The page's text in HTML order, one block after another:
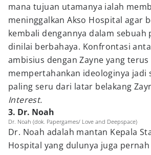
mana tujuan utamanya ialah
meninggalkan Akso Hospital agar
kembali dengannya dalam sebuah
dinilai berbahaya. Konfrontasi
ambisius dengan Zayne yang
mempertahankan ideologinya jadi
paling seru dari latar belakang
Interest.
3. Dr. Noah
Dr. Noah (dok. Papergames/ Love and Deepspace)
Dr. Noah adalah mantan Kepala
Hospital yang dulunya juga